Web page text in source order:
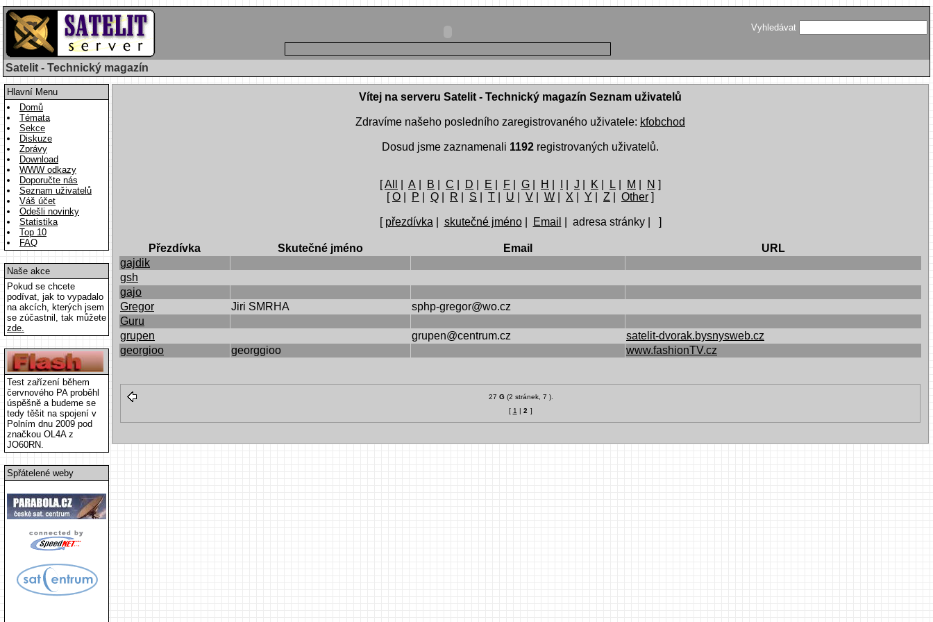
Vyhledávat
Satelit - Technický magazín
Hlavní Menu
Domů
Témata
Sekce
Diskuze
Zprávy
Download
WWW odkazy
Doporučte nás
Seznam uživatelů
Váš účet
Odešli novinky
Statistika
Top 10
FAQ
Naše akce
Pokud se chcete
podívat, jak to vypadalo
na akcích, kterých jsem
se zúčastnil, tak můžete
zde.
Test zařízení během
červnového PA proběhl
úspěšně a budeme se
tedy těšit na spojení v
Polním dnu 2009 pod
značkou OL4A z
JO60RN.
Spřátelené weby
Vítej na serveru Satelit - Technický magazín Seznam uživatelů
Zdravíme našeho posledního zaregistrovaného uživatele: kfobchod
Dosud jsme zaznamenali 1192 registrovaných uživatelů.
[All A B C D E F G H J K L M N ]
[O P Q R S T U V W X Y Z Other ]
[ přezdívka skutečné jméno| Email | adresa stránky | ]
Přezdívka Skutečné jméno Email
URL
gajdik
gsh
gajo
Gregor
Jiri SMRHA
sphp-gregor@wo.cz
Guru
grupen
grupen@centrum.cz
satelit-dvorak.bysnysweb.cz
georgioo
georggioo www.fashionTV.cz
27 G(2 stránek, 7 ).
[ 1 | 2 ]